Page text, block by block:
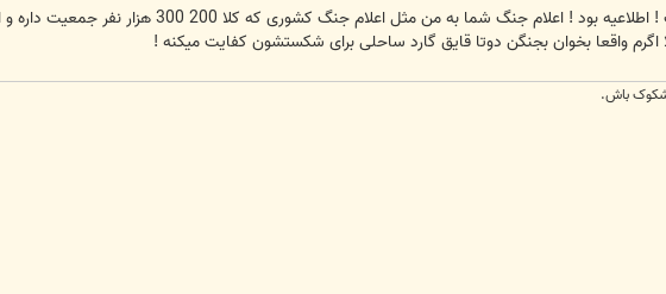
ربطی به شما نداشت ! اطلاعیه بود ! اعلام
واقعا بخوان بجنگن دوتا قایق گارد ساحلی برای شکستشون کفایت میکنه !
باش.